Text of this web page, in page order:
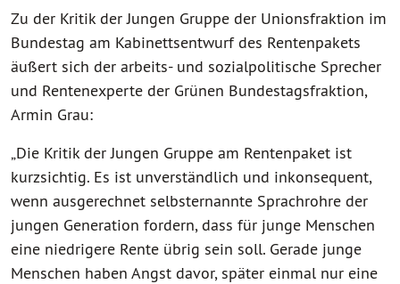
Zu der Kritik der Jungen Gruppe der Unionsfraktion im
Bundestag am Kabinettsentwurf des Rentenpakets
äußert sich der arbeits- und sozialpolitische Sprecher
und Rentenexperte der Grünen Bundestagsfraktion,
Armin Grau:
„Die Kritik der Jungen Gruppe am Rentenpaket ist
kurzsichtig. Es ist unverständlich und inkonsequent,
wenn ausgerechnet selbsternannte Sprachrohre der
jungen Generation fordern, dass für junge Menschen
eine niedrigere Rente übrig sein soll. Gerade junge
Menschen haben Angst davor, später einmal nur eine